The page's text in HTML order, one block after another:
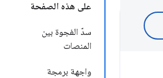
على هذه الصفحة
سدّ الفجوة بين
المنصات
واجهة برمجة